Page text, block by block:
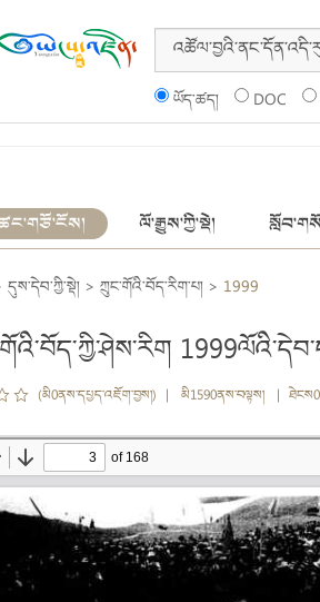
ཡོད་ཚད། DOC
ལོ་རྒྱུས་ཀྱི་སྡེ།
དུས་དེབ་ཀྱི་སྡེ། > ཀྲུང་གོའི་བོད་རིག་པ། > 1999
(མི0ནས་དཔྱད་འཇོག་བྱས།) | མི1590ནས་བལྟས། |